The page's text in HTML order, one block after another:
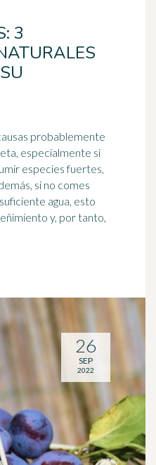
3
probablemente
especialmente si
especies fuertes,
agua, esto
y, por tanto,
26
SEP
2022